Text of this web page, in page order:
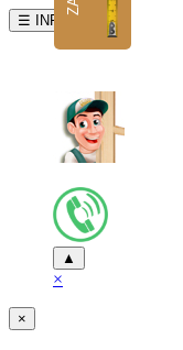
☰ INFO
▲
×
×